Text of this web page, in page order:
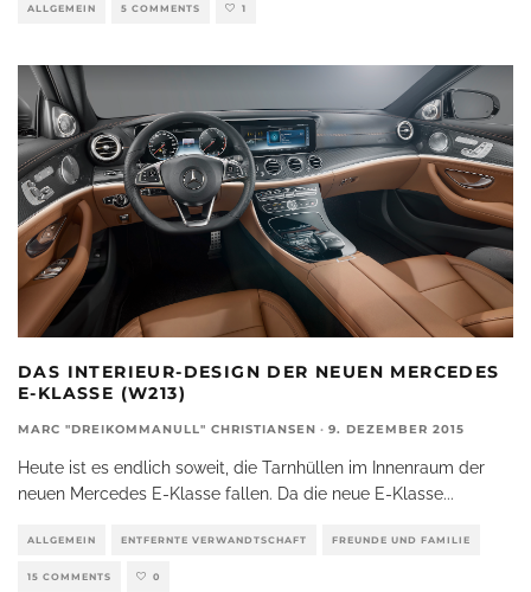
ALLGEMEIN 5 COMMENTS 1
DAS INTERIEUR-DESIGN DER NEUEN MERCEDES
E-KLASSE (W213)
MARC "DREIKOMMANULL" CHRISTIANSEN · 9. DEZEMBER 2015
Heute ist es endlich soweit, die Tarnhüllen im Innenraum der
neuen Mercedes E-Klasse fallen. Da die neue E-Klasse...
ALLGEMEIN ENTFERNTE VERWANDTSCHAFT FREUNDE UND FAMILIE
15 COMMENTS 0